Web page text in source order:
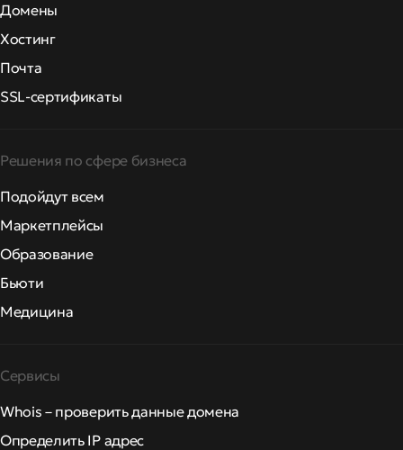
Домены
Хостинг
Почта
SSL-сертификаты
Решения по сфере бизнеса
Подойдут всем
Маркетплейсы
Образование
Бьюти
Медицина
Сервисы
Whois – проверить данные домена
Определить IP адрес